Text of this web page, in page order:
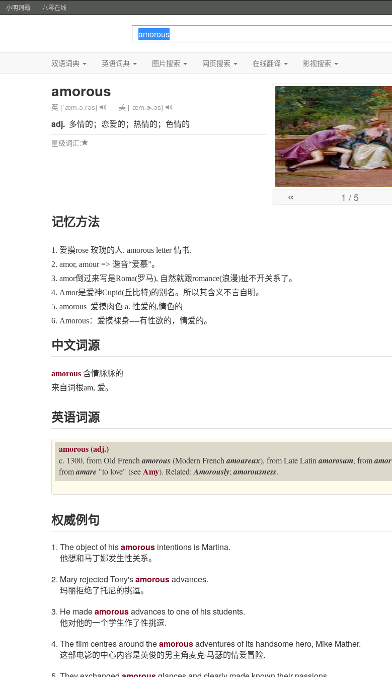
小明词霸 八零在线
双语词典 英语词典 图片搜索 网页搜索 在线翻译 影视搜索
amorous
英 [ˈæm.ə.rəs] 美 [ˈæm.ɚ.əs]
adj. 多情的；恋爱的；热情的；色情的
星级词汇:
« 1 / 5
记忆方法
1. 爱摸rose 玫瑰的人. amorous letter 情书.
2. amor, amour => 谐音“爱慕”。
3. amor倒过来写是Roma(罗马), 自然就跟romance(浪漫)扯不开关系了。
4. Amor是爱神Cupid(丘比特)的别名。所以其含义不言自明。
5. amorous 爱摸肉色 a. 性爱的,情色的
6. Amorous：爱摸裸身----有性欲的，情爱的。
中文词源
amorous 含情脉脉的
来自词根am, 爱。
英语词源
amorous (adj.)
c. 1300, from Old Frenchamorous(Modern Frenchamoureux), from Late Latinamorosum, fromamor
fromamare "to love" (seeAmy). Related: Amorously;amorousness.
权威例句
1. The object of hisamorous intentions is Martina.
他想和马丁娜发生性关系。
2. Mary rejected Tony'samorousadvances.
玛丽拒绝了托尼的挑逗。
3. He madeamorousadvances to one of his students.
他对他的一个学生作了性挑逗.
4. The film centres around theamorousadventures of its handsome hero, Mike Mather.
这部电影的中心内容是英俊的男主角麦克·马瑟的情爱冒险.